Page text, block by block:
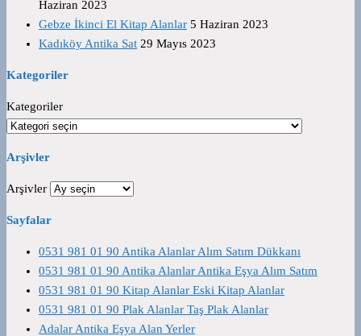
Haziran 2023
Gebze İkinci El Kitap Alanlar 5 Haziran 2023
Kadıköy Antika Sat 29 Mayıs 2023
Kategoriler
Kategoriler
Arşivler
Arşivler
Sayfalar
0531 981 01 90 Antika Alanlar Alım Satım Dükkanı
0531 981 01 90 Antika Alanlar Antika Eşya Alım Satım
0531 981 01 90 Kitap Alanlar Eski Kitap Alanlar
0531 981 01 90 Plak Alanlar Taş Plak Alanlar
Adalar Antika Eşya Alan Yerler